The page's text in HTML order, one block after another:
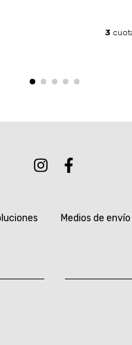
3
Medios de envío